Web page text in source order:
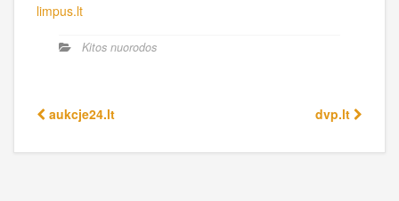
limpus.lt
Kitos nuorodos
aukcje24.lt dvp.lt